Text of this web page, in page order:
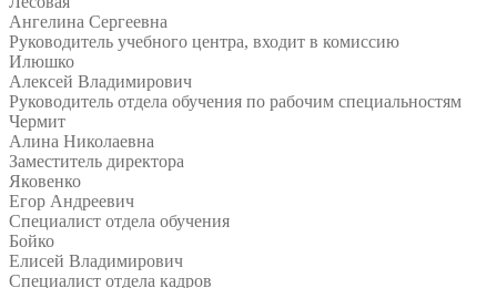
Ангелина Сергеевна
Руководитель учебного центра, входит в комиссию
Илюшко
Алексей Владимирович
Руководитель отдела обучения по рабочим специальностям
Чермит
Алина Николаевна
Заместитель директора
Яковенко
Егор Андреевич
Специалист отдела обучения
Бойко
Елисей Владимирович
Специалист отдела кадров